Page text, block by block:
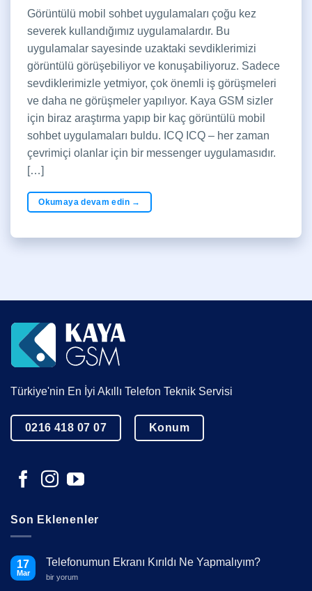
Görüntülü mobil sohbet uygulamaları çoğu kez
severek kullandığımız uygulamalardır. Bu
uygulamalar sayesinde uzaktaki sevdiklerimizi
görüntülü görüşebiliyor ve konuşabiliyoruz. Sadece
sevdiklerimizle yetmiyor, çok önemli iş görüşmeleri
ve daha ne görüşmeler yapılıyor. Kaya GSM sizler
için biraz araştırma yapıp bir kaç görüntülü mobil
sohbet uygulamaları buldu. ICQ ICQ – her zaman
çevrimiçi olanlar için bir messenger uygulamasıdır.
[…]
Okumaya devam edin →
Türkiye'nin En İyi Akıllı Telefon Teknik Servisi
0216 418 07 07 Konum
Son Eklenenler
17
Mar
Telefonumun Ekranı Kırıldı Ne Yapmalıyım?
Telefonumun
bir yorum